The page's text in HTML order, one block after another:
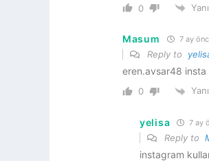
0
Masum 7 ay
Reply to
eren.avsar48 insta
0
yelisa 7 ay
Reply to
instagram